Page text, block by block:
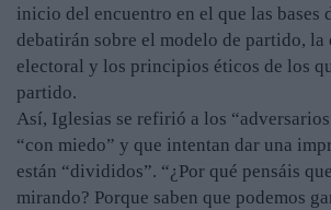
inicio del encuentro en el que las bases
debatirán sobre el modelo de partido, la
electoral y los principios éticos de los
partido.
Así, Iglesias se refirió a los
“con miedo” y que intentan dar una
están “divididos”. “¿Por qué pensáis
mirando? Porque saben que podemos